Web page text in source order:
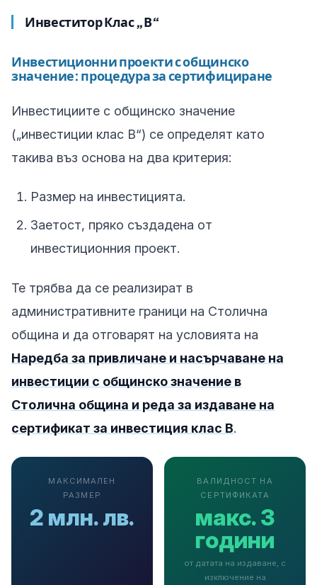
Инвеститор Клас „В“
Инвестиционни проекти с общинско
значение: процедура за сертифициране
Инвестициите с общинско значение
(„инвестиции клас В“) се определят като
такива въз основа на два критерия:
Размер на инвестицията.
Заетост, пряко създадена от
инвестиционния проект.
Те трябва да се реализират в
административните граници на Столична
община и да отговарят на условията на
Наредба за привличане и насърчаване на
инвестиции с общинско значение в
Столична община и реда за издаване на
сертификат за инвестиция клас В.
МАКСИМАЛЕН
РАЗМЕР
2 млн. лв.
ВАЛИДНОСТ НА
СЕРТИФИКАТА
макс. 3
години
от датата на издаване, с
изключение на